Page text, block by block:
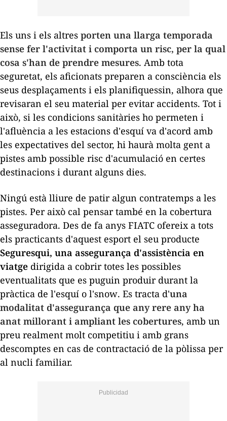
Els uns i els altres porten una llarga temporada
sense fer l'activitat i comporta un risc, per la qual
cosa s'han de prendre mesures. Amb tota
seguretat, els aficionats preparen a consciència els
seus desplaçaments i els planifiquessin, alhora que
revisaran el seu material per evitar accidents. Tot i
això, si les condicions sanitàries ho permeten i
l'afluència a les estacions d'esquí va d'acord amb
les expectatives del sector, hi haurà molta gent a
pistes amb possible risc d'acumulació en certes
destinacions i durant alguns dies.
Ningú està lliure de patir algun contratemps a les
pistes. Per això cal pensar també en la cobertura
asseguradora. Des de fa anys FIATC ofereix a tots
els practicants d'aquest esport el seu producte
Seguresqui, una assegurança d'assistència en
viatge dirigida a cobrir totes les possibles
eventualitats que es puguin produir durant la
pràctica de l'esquí o l'snow. Es tracta d'una
modalitat d'assegurança que any rere any ha
anat millorant i ampliant les cobertures, amb un
preu realment molt competitiu i amb grans
descomptes en cas de contractació de la pòlissa per
al nucli familiar.